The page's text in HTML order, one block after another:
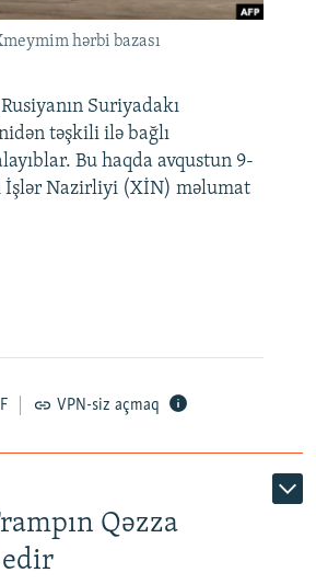
hərbi bazası
Suriyadakı
təşkili ilə bağlı
Bu haqda avqustun 9-
İşlər Nazirliyi (XİN) məlumat
VPN-siz açmaq
Qəzza
edir